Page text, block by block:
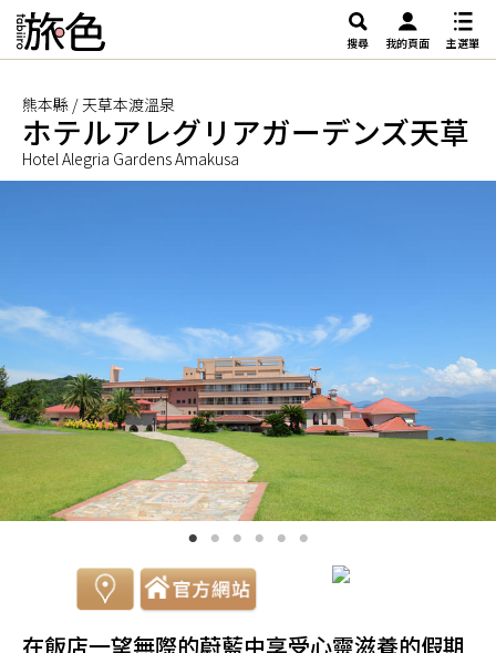
搜尋 我的頁面 主選單
熊本縣 / 天草本渡溫泉
ホテルアレグリアガーデンズ天草
Hotel Alegria Gardens Amakusa
在飯店一望無際的蔚藍中享受心靈滋養的假期